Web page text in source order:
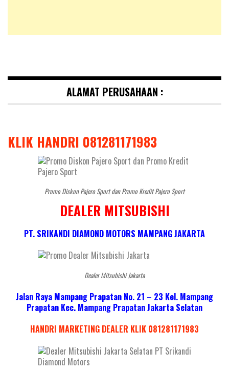
ALAMAT PERUSAHAAN :
KLIK HANDRI 081281171983
Promo Diskon Pajero Sport dan Promo Kredit Pajero Sport
DEALER MITSUBISHI
PT. SRIKANDI DIAMOND MOTORS MAMPANG JAKARTA
Dealer Mitsubishi Jakarta
Jalan Raya Mampang Prapatan No. 21 – 23 Kel. Mampang
Prapatan Kec. Mampang Prapatan Jakarta Selatan
HANDRI MARKETING DEALER KLIK 081281171983